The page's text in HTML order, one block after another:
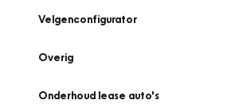
Velgenconfigurator
Overig
Onderhoud lease auto's